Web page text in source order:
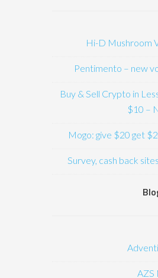
Hi-D Mushroom
Pentimento – new
Buy & Sell Crypto in
$10 –
Mogo: give $20 get
Survey, cash back
AZS